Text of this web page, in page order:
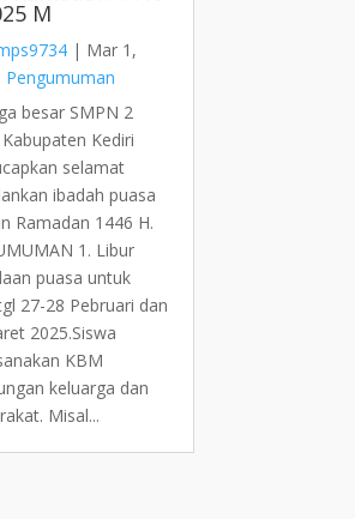
M
| Mar 1,
Pengumuman
besar SMPN 2
Kediri
selamat
ibadah puasa
Ramadan 1446 H.
1. Libur
puasa untuk
27-28 Pebruari dan
2025.Siswa
KBM
keluarga dan
Misal...